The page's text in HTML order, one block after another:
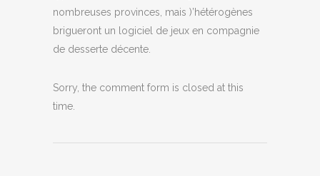
nombreuses provinces, mais )’hétérogènes
brigueront un logiciel de jeux en compagnie
de desserte décente.
Sorry, the comment form is closed at this
time.